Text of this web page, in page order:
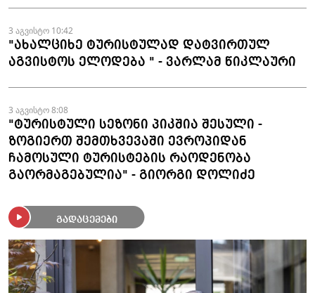
3 აგვისტო 10:42
"ახალციხე ტურისტულად დატვირთულ
აგვისტოს ელოდება " - ვარლამ წიკლაური
3 აგვისტო 8:08
"ტურისტული სეზონი პიკშია შესული -
ზოგიერთ შემთხვევაში ევროპიდან
ჩამოსული ტურისტების რაოდენობა
გაორმაგებულია" - გიორგი დოლიძე
გადაცემები